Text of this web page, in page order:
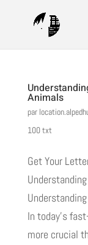
Animals
par
100 txt
Get Your
In today’s
more crucial